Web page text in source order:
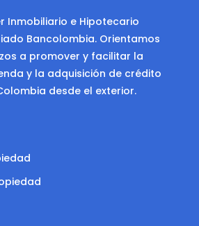
Inmobiliario e Hipotecario
Bancolombia. Orientamos
a promover y facilitar la
y la adquisición de crédito
desde el exterior.